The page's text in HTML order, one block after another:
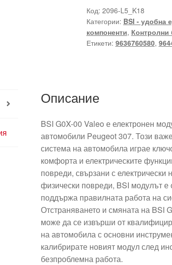
Код: 2096-L5_K18
Категории: BSI - удобна
компоненти, Контролни
Етикети: 9636760580,
Описание
BSI G0X-00 Valeo е електронен
автомобили Peugeot 307. Този
система на автомобила играе
комфорта и електрическите
повреди, свързани с електрически
физически повреди, BSI модулът
поддържа правилната работа на
Отстраняването и смяната на BSI
може да се извърши от
на автомобила с основни
калибрирате новият модул след
безпроблемна работа.